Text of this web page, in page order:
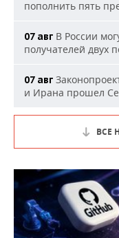
пополнить пять
07 авг В России
получателей двух
07 авг
и Ирана прошел
ВСЕ